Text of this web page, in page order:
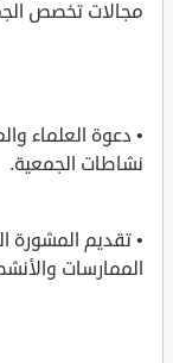
مجالات تخصص
• دعوة العلماء
نشاطات الجمعية.
• تقديم المشورة
الممارسات